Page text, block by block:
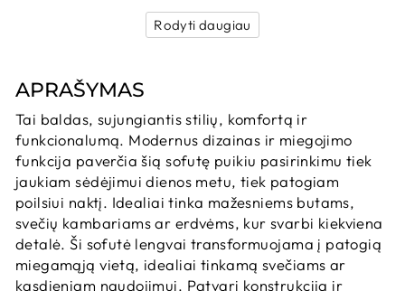
Rodyti daugiau
APRAŠYMAS
Tai baldas, sujungiantis stilių, komfortą ir
funkcionalumą. Modernus dizainas ir miegojimo
funkcija paverčia šią sofutę puikiu pasirinkimu tiek
jaukiam sėdėjimui dienos metu, tiek patogiam
poilsiui naktį. Idealiai tinka mažesniems butams,
svečių kambariams ar erdvėms, kur svarbi kiekviena
detalė. Ši sofutė lengvai transformuojama į patogią
miegamąją vietą, idealiai tinkamą svečiams ar
kasdieniam naudojimui. Patvari konstrukcija ir